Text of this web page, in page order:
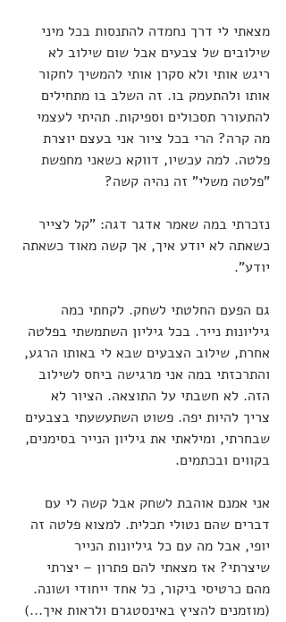
מצאתי לי דרך נחמדה להתנסות בכל מיני
שילובים של צבעים אבל שום שילוב לא
ריגש אותי ולא סקרן אותי להמשיך לחקור
אותו ולהתעמק בו. זה השלב בו מתחילים
להתעורר תסכולים וספיקות. תהיתי לעצמי
מה קרה? הרי בכל ציור אני בעצם יוצרת
פלטה. למה עכשיו, דווקא כשאני מחפשת
"פלטה משלי" זה נהיה קשה?
נזכרתי במה שאמר אדגר דגה: "קל לצייר
כשאתה לא יודע איך, אך קשה מאוד כשאתה
יודע".
גם הפעם החלטתי לשחק. לקחתי כמה
גיליונות נייר. בכל גיליון השתמשתי בפלטה
אחרת, שילוב הצבעים שבא לי באותו הרגע,
והתרכזתי במה אני מרגישה ביחס לשילוב
הזה. לא חשבתי על התוצאה. הציור לא
צריך להיות יפה. פשוט השתעשעתי בצבעים
שבחרתי, ומילאתי את גיליון הנייר בסימנים,
בקווים ובכתמים.
אני אמנם אוהבת לשחק אבל קשה לי עם
דברים שהם נטולי תכלית. למצוא פלטה זה
יופי, אבל מה עם כל גיליונות הנייר
שיצרתי? אז מצאתי להם פתרון – יצרתי
מהם כרטיסי ביקור, כל אחד ייחודי ושונה.
(מוזמנים להציץ באינסטגרם ולראות איך...)